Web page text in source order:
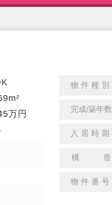
万円
物件種別
完成/築年数
入居時期
構 造
物件番号